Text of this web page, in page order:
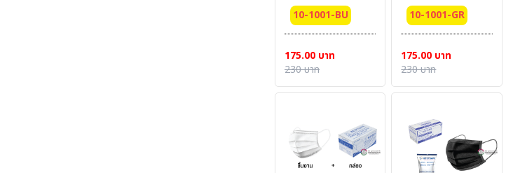
แยกชิ้น] (50ชิ้น/
กล่อง)
10-1001-BU
175.00 บาท
230 บาท
แยกชิ้น](50ชิ้น/
กล่อง)
10-1001-GR
175.00 บาท
230 บาท